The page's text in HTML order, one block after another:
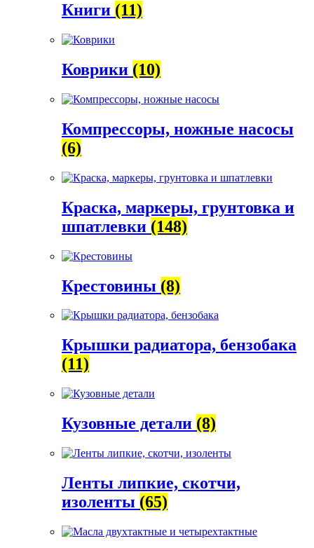
Книги (11)
Коврики (10)
Компрессоры, ножные насосы
(6)
Краска, маркеры, грунтовка и
шпатлевки (148)
Крестовины (8)
Крышки радиатора, бензобака
(11)
Кузовные детали (8)
Ленты липкие, скотчи,
изоленты (65)